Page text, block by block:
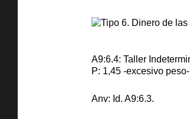
A9:6.4: Taller
P: 1,45 -excesivo
Anv: Id. A9:6.3.